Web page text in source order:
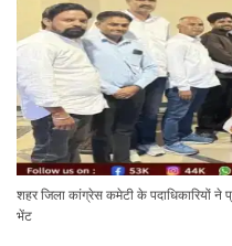
शहर जिला कांग्रेस कमेटी के पदाधिकारियों ने
भेंट